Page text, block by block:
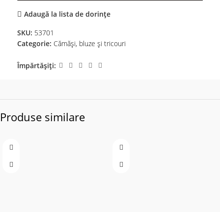
Adaugă la lista de dorințe
SKU: 53701
Categorie: Cămăși, bluze și tricouri
Împărtășiți:
Produse similare